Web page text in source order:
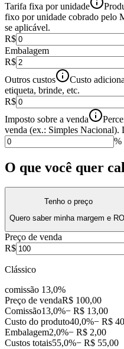
Tarifa fixa por unidade
fixo por unidade cobrado pelo
se aplicável.
R$
Embalagem
R$
Outros custos
Custo
etiqueta, brinde, etc.
R$
Imposto sobre a venda
venda (ex.: Simples Nacional).
%
O que você quer
Tenho o preço
Quero saber minha margem e ROI
Preço de venda
R$
Clássico
comissão 13,0%
Preço de vendaR$ 100,00
Comissão13,0%− R$ 13,00
Custo do produto40,0%− R$
Embalagem2,0%− R$ 2,00
Custos totais55,0%− R$ 55,00